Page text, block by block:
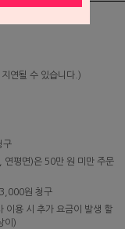
연될 수 있습니다.)
구
연평면)은 50만 원 미만 주문
원 청구
이용 시 추가 요금이 발생 할
이)